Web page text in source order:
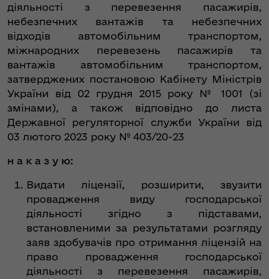
діяльності з перевезення пасажирів,
небезпечних вантажів та небезпечних
відходів автомобільним транспортом,
міжнародних перевезень пасажирів та
вантажів автомобільним транспортом,
затверджених постановою Кабінету Міністрів
України від 02 грудня 2015 року № 1001 (зі
змінами), а також відповідно до листа
Державної регуляторної служби України від
03 лютого 2023 року № 403/20-23
н а к а з у ю:
Видати ліцензії, розширити, звузити
провадження виду господарської
діяльності згідно з підставами,
встановленими за результатами розгляду
заяв здобувачів про отримання ліцензій на
право провадження господарської
діяльності з перевезення пасажирів,